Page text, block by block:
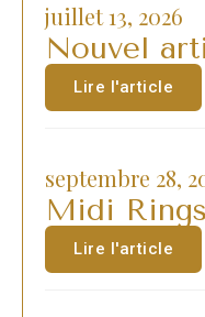
juillet 13, 2026
Nouvel
Lire l'article
septembre 28,
Midi
Lire l'article